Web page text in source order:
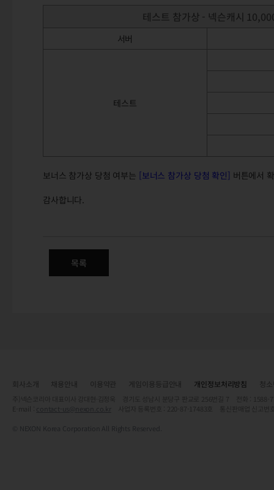
테스트 참가상 - 넥슨캐시
서버
테스트
보너스 참가상 당첨 여부는 [보너스 참가상 당첨 확인] 버튼에서
감사합니다.
목록
개인정보처리방침
contact-us@nexon.co.kr
© NEXON Korea Corporation All Rights Reserved.